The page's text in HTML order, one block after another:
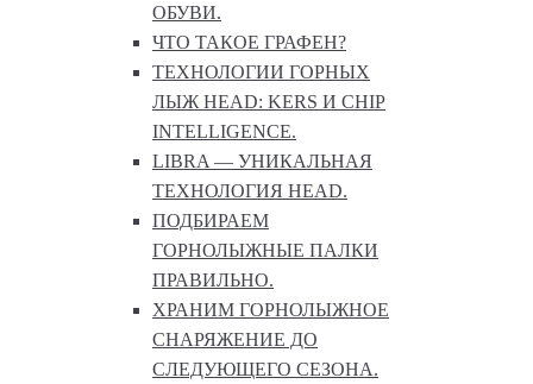
ОБУВИ.
ЧТО ТАКОЕ ГРАФЕН?
ТЕХНОЛОГИИ ГОРНЫХ
ЛЫЖ HEAD: KERS И CHIP
INTELLIGENCE.
LIBRA — УНИКАЛЬНАЯ
ТЕХНОЛОГИЯ HEAD.
ПОДБИРАЕМ
ГОРНОЛЫЖНЫЕ ПАЛКИ
ПРАВИЛЬНО.
ХРАНИМ ГОРНОЛЫЖНОЕ
СНАРЯЖЕНИЕ ДО
СЛЕДУЮЩЕГО СЕЗОНА.